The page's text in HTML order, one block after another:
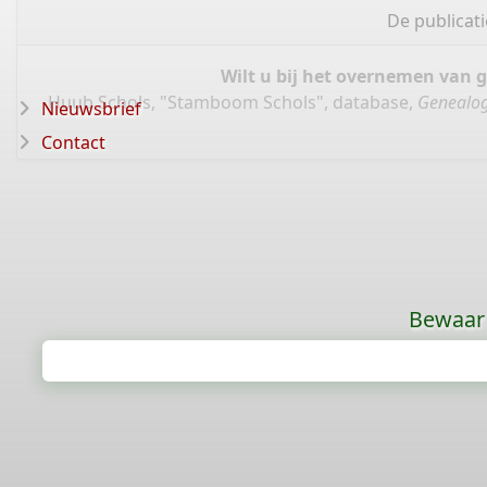
De
Wilt u bij het overnemen van
Huub Schols, "Stamboom Schols", database,
Nieuwsbrief
Contact